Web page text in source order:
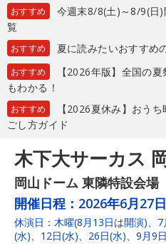
おすすめ
今週末8/8(土)～8/9(日
覧
おすすめ 夏に読みたいおすすめ
おすすめ
【2026年版】全国の
もわかる！
おすすめ
【2026夏休み】おう
ごし方ガイド
木下大サーカス
岡山ドーム 東隣特設会場
開催日程： 2026年6月27
休演日：木曜(8月13日は開演)、
(水)、12日(水)、26日(水)、9月9